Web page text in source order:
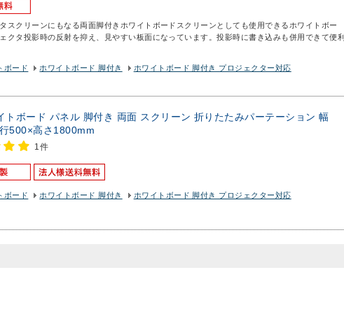
スクリーンにもなる両面脚付きホワイトボード スクリーンとしても使用できるホワイトボー
クタ投影時の反射を抑え、見やすい板面になっています。投影時に書き込みも併用できて便利
ボード ホワイトボード 脚付き ホワイトボード 脚付き プロジェクター対応
トボード パネル 脚付き 両面 スクリーン 折りたたみパーテーション 幅
500×高さ1800mm
1件
ボード ホワイトボード 脚付き ホワイトボード 脚付き プロジェクター対応